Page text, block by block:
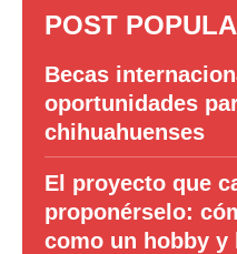
POST
Becas
oportunidades
chihuahuenses
El proyecto que
proponérselo:
como un hobby y